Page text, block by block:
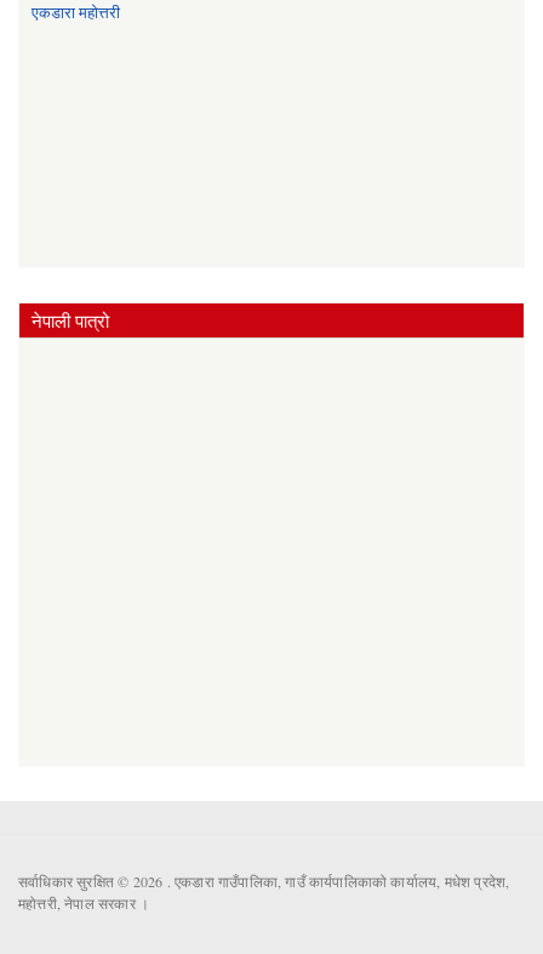
एकडारा महोत्तरी
नेपाली पात्रो
सर्वाधिकार सुरक्षित © 2026 . एकडारा गाउँपालिका, गाउँ कार्यपालिकाको कार्यालय, मधेश प्रदेश,
महोत्तरी, नेपाल सरकार ।